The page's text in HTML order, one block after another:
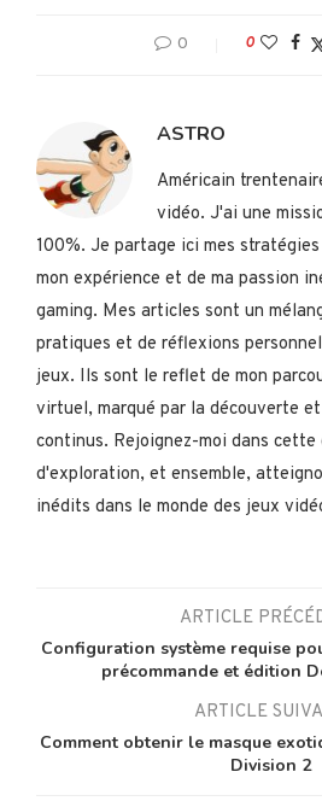
0 0
ASTRO
Américain
vidéo. J'ai une
100%. Je partage ici mes
mon expérience et de ma passion
gaming. Mes articles sont un
pratiques et de réflexions
jeux. Ils sont le reflet de mon
virtuel, marqué par la découverte
continus. Rejoignez-moi dans
d'exploration, et ensemble,
inédits dans le monde des jeux
ARTICLE
Configuration système requise
précommande et édition
ARTICLE
Comment obtenir le masque
Division 2